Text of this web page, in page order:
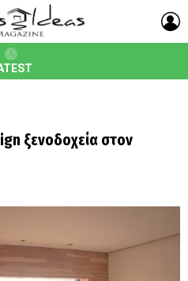
ξενοδοχεία στον